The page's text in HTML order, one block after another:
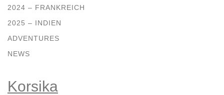
2024 – FRANKREICH
2025 – INDIEN
ADVENTURES
NEWS
Korsika